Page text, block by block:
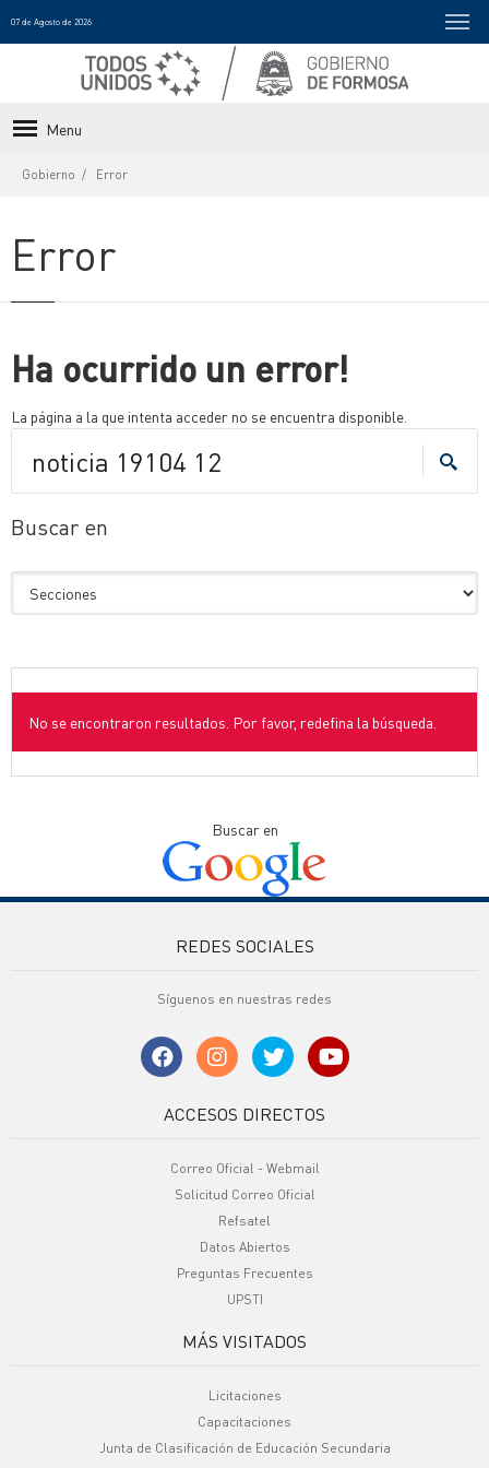
07 de Agosto de 2026
Menu
Gobierno Error
Error
Ha ocurrido un error!
La página a la que intenta acceder no se encuentra disponible.
Buscar en
No se encontraron resultados. Por favor, redefina la búsqueda.
Buscar en
REDES SOCIALES
Síguenos en nuestras redes
ACCESOS DIRECTOS
Correo Oficial - Webmail
Solicitud Correo Oficial
Refsatel
Datos Abiertos
Preguntas Frecuentes
UPSTI
MÁS VISITADOS
Licitaciones
Capacitaciones
Junta de Clasificación de Educación Secundaria